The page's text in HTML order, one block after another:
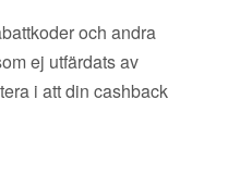
och andra
ej utfärdats av
i att din cashback